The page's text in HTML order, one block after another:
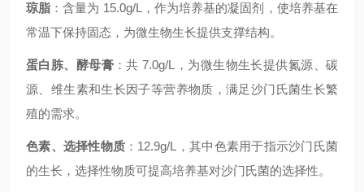
琼脂 ：含量为 15.0g/L，作为培养基的凝固剂，使培养基在
常温下保持固态，为微生物生长提供支撑结构。
蛋白胨、酵母膏 ：共 7.0g/L，为微生物生长提供氮源、碳
源、维生素和生长因子等营养物质，满足沙门氏菌生长繁
殖的需求。
色素、选择性物质 ：12.9g/L，其中色素用于指示沙门氏菌
的生长，选择性物质可提高培养基对沙门氏菌的选择性。